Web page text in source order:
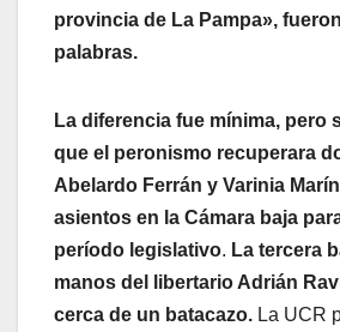
provincia de La Pampa»,
palabras.
La diferencia fue mínima, pero
que el peronismo recuperara
Abelardo Ferrán y Varinia
asientos en la Cámara baja
período legislativo. La tercera
manos del libertario Adrián
cerca de un batacazo. La UCR